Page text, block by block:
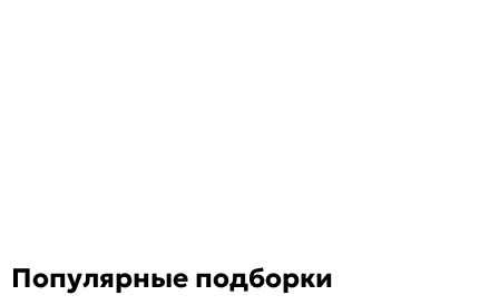
Популярные подборки